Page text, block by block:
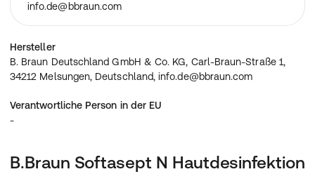
info.de@bbraun.com
Hersteller
B. Braun Deutschland GmbH & Co. KG, Carl-Braun-Straße 1,
34212 Melsungen, Deutschland, info.de@bbraun.com
Verantwortliche Person in der EU
-
B.Braun Softasept N Hautdesinfektion